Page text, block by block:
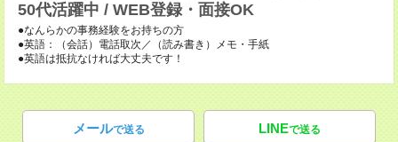
50代活躍中 / WEB登録・面接OK
●なんらかの事務経験をお持ちの方
●英語：（会話）電話取次／（読み書き）メモ・手紙
●英語は抵抗なければ大丈夫です！
メールで送る LINEで送る